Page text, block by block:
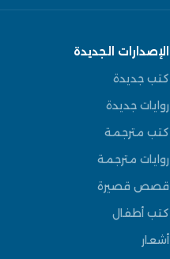
الإصدارات الجديدة
كتب جديدة
روايات جديدة
كتب مترجمة
روايات مترجمة
قصص قصيرة
كتب أطفال
أشعار